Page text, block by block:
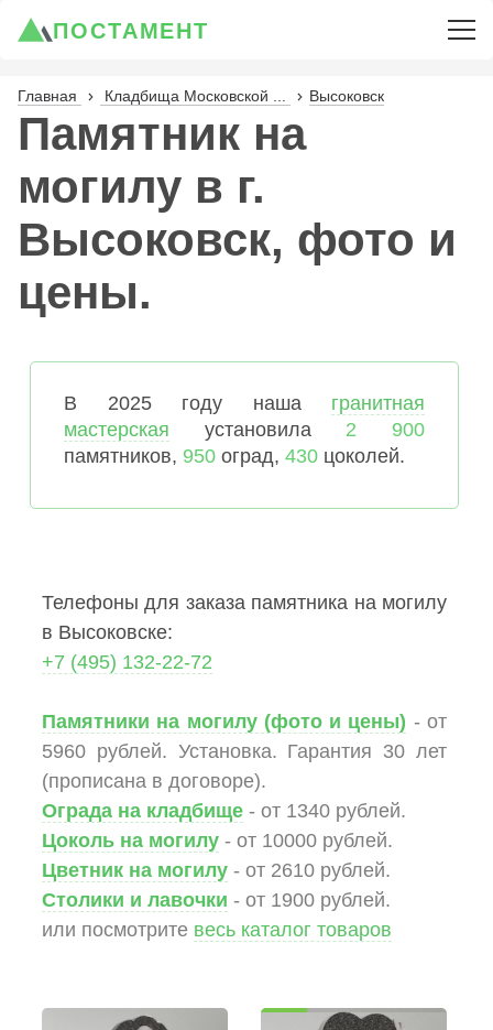
ПОСТАМЕНТ
Главная Кладбища Московской ... Высоковск
Памятник на
могилу в г.
Высоковск, фото и
цены.
В 2025 году наша гранитная
мастерская установила 2 900
памятников, 950 оград, 430 цоколей.
Телефоны для заказа памятника на могилу
в Высоковске:
+7 (495) 132-22-72
Памятники на могилу (фото и цены) - от
5960 рублей. Установка. Гарантия 30 лет
(прописана в договоре).
Ограда на кладбище - от 1340 рублей.
Цоколь на могилу - от 10000 рублей.
Цветник на могилу - от 2610 рублей.
Столики и лавочки - от 1900 рублей.
или посмотрите весь каталог товаров